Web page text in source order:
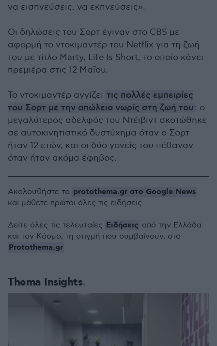
να εισπνεύσεις, να εκπνεύσεις».
Οι δηλώσεις του Σορτ έγιναν στο CBS με
αφορμή το ντοκιμαντέρ του Netflix για τη ζωή
του με τίτλο Marty, Life Is Short, το οποίο κάνει
πρεμιέρα στις 12 Μαΐου.
Το ντοκιμαντέρ αγγίζει τις πολλές εμπειρίες
του Σορτ με την απώλεια νωρίς στη ζωή του : ο
μεγαλύτερος αδελφός του Ντέιβιντ σκοτώθηκε
σε αυτοκινητιστικό δυστύχημα όταν ο Σορτ
ήταν 12 ετών, και οι δύο γονείς του πέθαναν
όταν ήταν ακόμα έφηβος.
Thema Insights
Ακολουθήστε το protothema.gr στο Google News
και μάθετε πρώτοι όλες τις ειδήσεις
Δείτε όλες τις τελευταίες Ειδήσεις από την Ελλάδα
και τον Κόσμο, τη στιγμή που συμβαίνουν, στο
Protothema.gr